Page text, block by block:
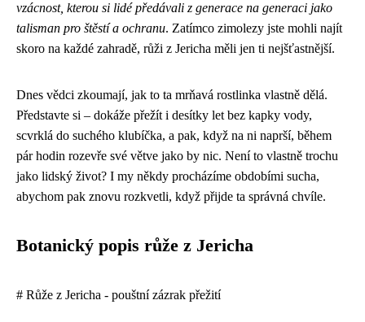
vzácnost, kterou si lidé předávali z generace na generaci jako
talisman pro štěstí a ochranu. Zatímco zimolezy jste mohli najít
skoro na každé zahradě, růži z Jericha měli jen ti nejšťastnější.
Dnes vědci zkoumají, jak to ta mrňavá rostlinka vlastně dělá.
Představte si – dokáže přežít i desítky let bez kapky vody,
scvrklá do suchého klubíčka, a pak, když na ni naprší, během
pár hodin rozevře své větve jako by nic. Není to vlastně trochu
jako lidský život? I my někdy procházíme obdobími sucha,
abychom pak znovu rozkvetli, když přijde ta správná chvíle.
Botanický popis růže z Jericha
# Růže z Jericha - pouštní zázrak přežití